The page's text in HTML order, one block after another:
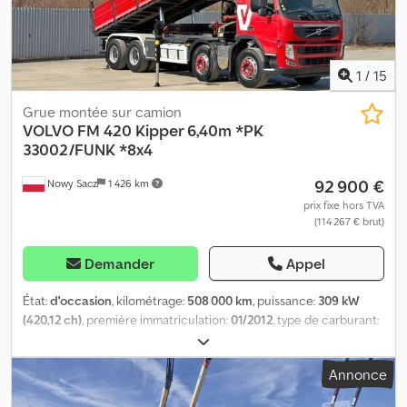
PK23001EH Condition État technique: très bon État optique: très
bon Informations financières Prix: Sur demande Identification
Numéro d'immatriculation: 1SDL558
1 / 15
Nowy Sacz 1 426 km
Grue montée sur camion
VOLVO FM 420 Kipper 6,40m *PK
33002/FUNK *8x4
92 900 €
prix fixe hors TVA
(114 267 € brut)
Demander Appel
État:d'occasion, kilométrage: 508 000 km, puissance: 309 kW
(420,12 ch), première immatriculation:01/2012, type de carburant:
, configuration d'essieux:
couleur:rouge, type d'engrenage:mécanique, longueur de
l'espace de chargement: 6 400 mm, largeur de l’espace de
chargement:
, hauteur de l'espace de chargement:800
Annonce